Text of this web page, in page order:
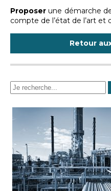
Proposer une démarche
compte de l’état de l’art et
Retour